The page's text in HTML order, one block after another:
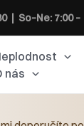
| So–Ne: 7:00 –
nás